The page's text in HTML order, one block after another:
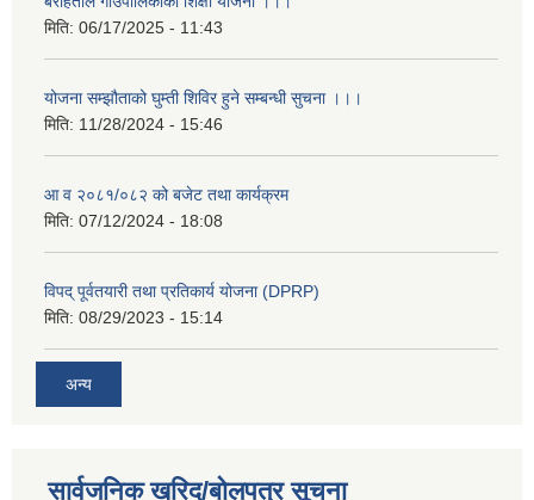
मिति: 06/17/2025 - 11:43
योजना सम्झौताको घुम्ती शिविर हुने सम्बन्धी सुचना ।।।
मिति: 11/28/2024 - 15:46
आ व २०८१/०८२ को बजेट तथा कार्यक्रम
मिति: 07/12/2024 - 18:08
विपद् पूर्वतयारी तथा प्रतिकार्य योजना (DPRP)
मिति: 08/29/2023 - 15:14
अन्य
सार्वजनिक खरिद/बोलपत्र सूचना